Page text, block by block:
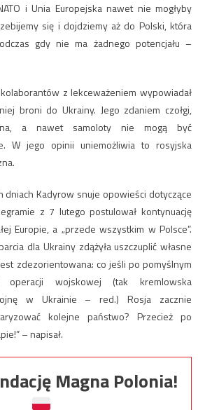
i Unia Europejska nawet nie mogłyby
się i dojdziemy aż do Polski, która
gdy nie ma żadnego potencjału –
z lekceważeniem wypowiadał
broni do Ukrainy. Jego zdaniem czołgi,
a nawet samoloty nie mogą być
W jego opinii uniemożliwia to rosyjska
dniach Kadyrow snuje opowieści dotyczące
z 7 lutego postulował kontynuację
Europie, a „przede wszystkim w Polsce”.
dla Ukrainy zdążyła uszczuplić własne
zdezorientowana: co jeśli po pomyślnym
operacji wojskowej (tak kremlowska
w Ukrainie – red.) Rosja zacznie
kolejne państwo? Przecież po
– napisał.
Magna Polonia!